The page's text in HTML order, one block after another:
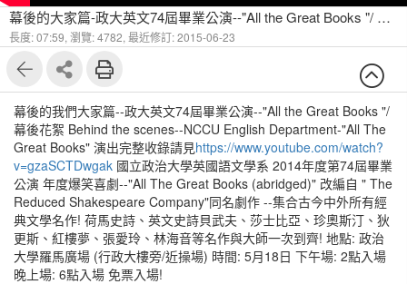
幕後的大家篇-政大英文74屆畢業公演--"All the Great Books "/ Behind the scenes--NCCU Eng
長度: 07:59, 瀏覽: 4782, 最近修訂: 2015-06-23
幕後的我們大家篇--政大英文74屆畢業公演--"All the Great Books "/
幕後花絮 Behind the scenes--NCCU English Department-"All The
Great Books" 演出完整收錄請見https://www.youtube.com/watch?
v=gzaSCTDwgak 國立政治大學英國語文學系 2014年度第74屆畢業
公演 年度爆笑喜劇--"All The Great Books (abridged)" 改編自 " The
Reduced Shakespeare Company"同名劇作 --集合古今中外所有經
典文學名作! 荷馬史詩、英文史詩貝武夫、莎士比亞、珍奧斯汀、狄
更斯、紅樓夢、張愛玲、林海音等名作與大師一次到齊! 地點: 政治
大學羅馬廣場 (行政大樓旁/近操場) 時間: 5月18日 下午場: 2點入場
晚上場: 6點入場 免票入場!